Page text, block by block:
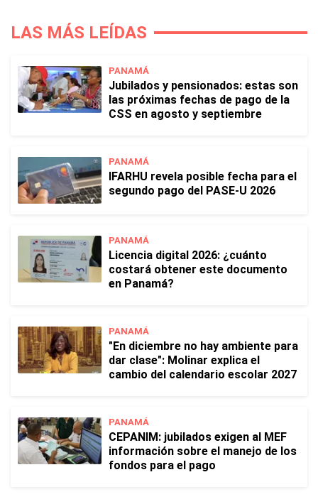
LAS MÁS LEÍDAS
PANAMÁ
Jubilados y pensionados: estas son
las próximas fechas de pago de la
CSS en agosto y septiembre
PANAMÁ
IFARHU revela posible fecha para el
segundo pago del PASE-U 2026
PANAMÁ
Licencia digital 2026: ¿cuánto
costará obtener este documento
en Panamá?
PANAMÁ
"En diciembre no hay ambiente para
dar clase": Molinar explica el
cambio del calendario escolar 2027
PANAMÁ
CEPANIM: jubilados exigen al MEF
información sobre el manejo de los
fondos para el pago